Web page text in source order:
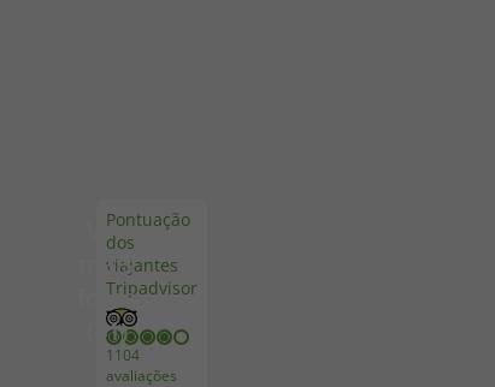
Disneyland ® Paris
Pontuação
dos
viajantes
Tripadvisor
1104
avaliações
Ver
mais
fotos
(41)